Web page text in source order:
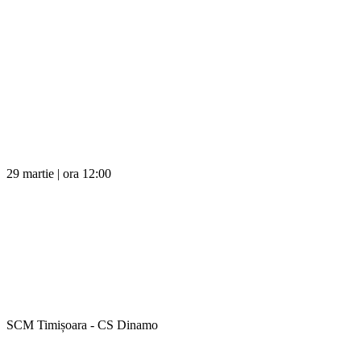
29 martie | ora 12:00
SCM Timișoara - CS Dinamo